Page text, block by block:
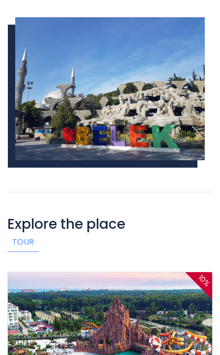
Explore the place
TOUR
10%